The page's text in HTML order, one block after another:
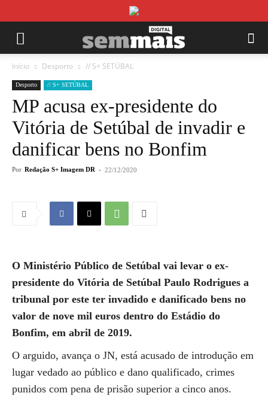
Início Desporto // S+ SETÚBAL
Desporto // S+ SETÚBAL
MP acusa ex-presidente do
Vitória de Setúbal de invadir e
danificar bens no Bonfim
Por Redação S+ Imagem DR - 22/12/2020
O Ministério Público de Setúbal vai levar o ex-
presidente do Vitória de Setúbal Paulo Rodrigues a
tribunal por este ter invadido e danificado bens no
valor de nove mil euros dentro do Estádio do
Bonfim, em abril de 2019.
O arguido, avança o JN, está acusado de introdução em
lugar vedado ao público e dano qualificado, crimes
punidos com pena de prisão superior a cinco anos.